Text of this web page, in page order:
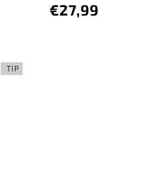
€27,99
TIP